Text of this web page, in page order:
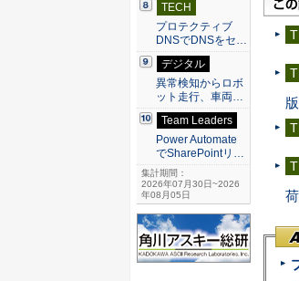
TECH
プロテクティブ
DNSでDNSをセ…
デジタル
異常検知からロボ
ット走行、車両…
Team Leaders
Power Automate
でSharePointリ…
集計期間：
2026年07月30日~2026
年08月05日